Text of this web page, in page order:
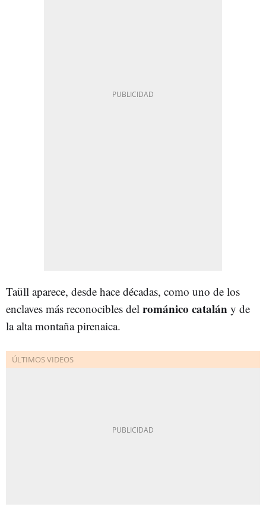
Taüll aparece, desde hace décadas, como uno de los
enclaves más reconocibles del románico catalán y de
la alta montaña pirenaica.